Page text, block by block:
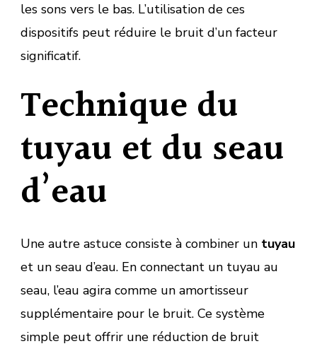
les sons vers le bas. L’utilisation de ces
dispositifs peut réduire le bruit d’un facteur
significatif.
Technique du
tuyau et du seau
d’eau
Une autre astuce consiste à combiner un tuyau
et un seau d’eau. En connectant un tuyau au
seau, l’eau agira comme un amortisseur
supplémentaire pour le bruit. Ce système
simple peut offrir une réduction de bruit